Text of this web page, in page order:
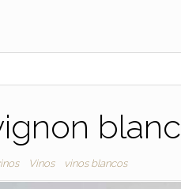
blanc
Vinos vinos blancos